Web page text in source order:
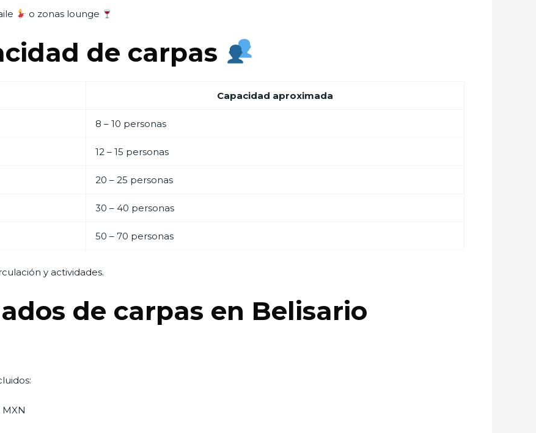
o zonas lounge
de carpas
Capacidad aproximada
8 – 10 personas
12 – 15 personas
20 – 25 personas
30 – 40 personas
50 – 70 personas
y actividades.
de carpas en Belisario